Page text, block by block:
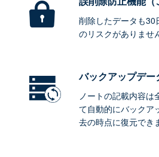
削除したデータも30
のリスクがありませ
バックアップデー
ノートの記載内容は
て自動的にバックア
去の時点に復元でき